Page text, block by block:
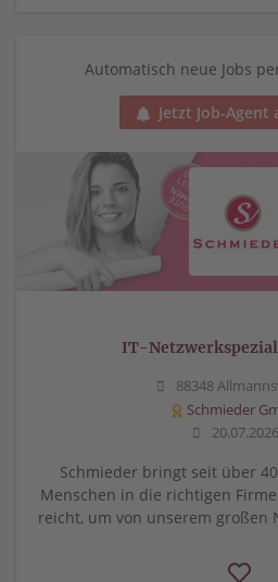
Automatisch neue Jobs
Jetzt Job-Agent
IT-
88348
Schmieder
20.07.2026
Schmieder bringt seit über
Menschen in die richtigen
reicht, um von unserem großen